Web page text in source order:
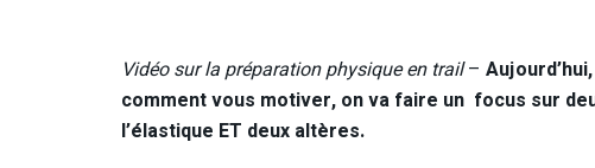
Vidéo sur la préparation physique en trail–
comment vous motiver, on va faire un focus sur
l’élastique ET deux altères.